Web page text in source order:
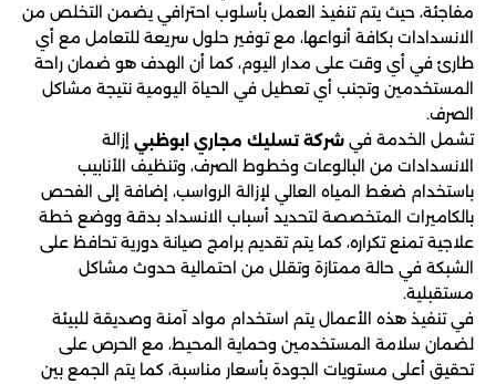
مفاجئة، حيث يتم تنفيذ العمل بأسلوب احترافي يضمن التخلص من
الانسدادات بكافة أنواعها، مع توفير حلول سريعة للتعامل مع أي
طارئ في أي وقت على مدار اليوم، كما أن الهدف هو ضمان راحة
المستخدمين وتجنب أي تعطيل في الحياة اليومية نتيجة مشاكل
الصرف.
تشمل الخدمة في شركة تسليك مجاري ابوظبي إزالة
الانسدادات من البالوعات وخطوط الصرف، وتنظيف الأنابيب
باستخدام ضغط المياه العالي لإزالة الرواسب، إضافة إلى الفحص
بالكاميرات المتخصصة لتحديد أسباب الانسداد بدقة ووضع خطة
علاجية تمنع تكراره، كما يتم تقديم برامج صيانة دورية تحافظ على
الشبكة في حالة ممتازة وتقلل من احتمالية حدوث مشاكل
مستقبلية.
في تنفيذ هذه الأعمال يتم استخدام مواد آمنة وصديقة للبيئة
لضمان سلامة المستخدمين وحماية المحيط، مع الحرص على
تحقيق أعلى مستويات الجودة بأسعار مناسبة، كما يتم الجمع بين